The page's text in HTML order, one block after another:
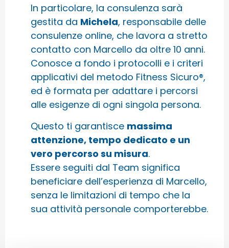
In particolare, la consulenza sarà
gestita da Michela, responsabile delle
consulenze online, che lavora a stretto
contatto con Marcello da oltre 10 anni.
Conosce a fondo i protocolli e i criteri
applicativi del metodo Fitness Sicuro®,
ed è formata per adattare i percorsi
alle esigenze di ogni singola persona.
Questo ti garantisce massima
attenzione, tempo dedicato e un
vero percorso su misura.
Essere seguiti dal Team significa
beneficiare dell’esperienza di Marcello,
senza le limitazioni di tempo che la
sua attività personale comporterebbe.